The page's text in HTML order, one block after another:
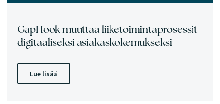
GapHook muuttaa liiketoimintaprosessit
digitaaliseksi asiakaskokemukseksi
Lue lisää